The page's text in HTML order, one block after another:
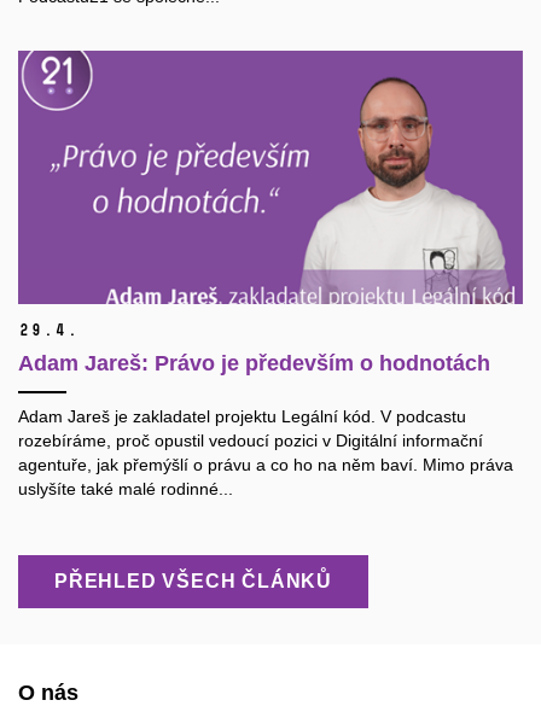
29. 4.
Adam Jareš: Právo je především o hodnotách
Adam Jareš je zakladatel projektu Legální kód. V podcastu
rozebíráme, proč opustil vedoucí pozici v Digitální informační
agentuře, jak přemýšlí o právu a co ho na něm baví. Mimo práva
uslyšíte také malé rodinné...
PŘEHLED VŠECH ČLÁNKŮ
O nás